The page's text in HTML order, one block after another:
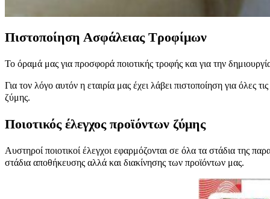
Πιστοποίηση Ασφάλειας Τροφίμων
Το όραμά μας για προσφορά ποιοτικής τροφής και για την
Για τον λόγο αυτόν η εταιρία μας έχει λάβει πιστοποίηση για
ζύμης.
Ποιοτικός έλεγχος προϊόντων ζύμης
Αυστηροί ποιοτικοί έλεγχοι εφαρμόζονται σε όλα τα στάδια της
στάδια αποθήκευσης αλλά και διακίνησης των προϊόντων μας.